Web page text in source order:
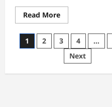
Read MoreRead
more
CG
:
समाज
एकजुटता
Posts
1 2 3 4 …
Next